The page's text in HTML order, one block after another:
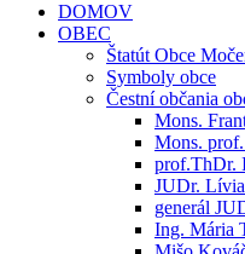
DOMOV
OBEC
Štatút Obce
Symboly obce
Čestní občania
Mons.
Mons.
prof.ThDr.
JUDr.
generál
Ing. Mária